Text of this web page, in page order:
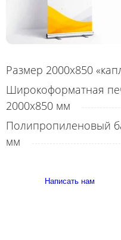
Размер 2000х850
Широкоформатная
2000х850 мм
Полипропиленовый
мм
Написать нам